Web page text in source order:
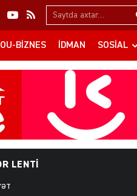
Search…
BIZNES İDMAN SOSIAL
LENTI